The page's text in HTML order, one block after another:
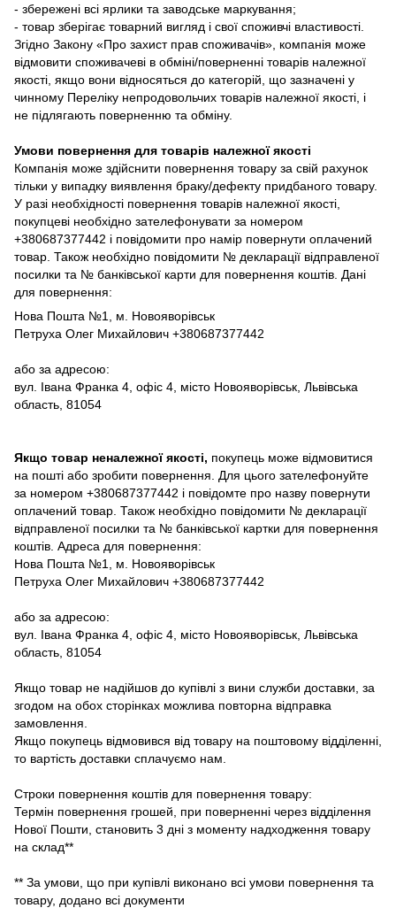
- збережені всі ярлики та заводське маркування;
- товар зберігає товарний вигляд і свої споживчі властивості.
Згідно Закону «Про захист прав споживачів», компанія може
відмовити споживачеві в обміні/поверненні товарів належної
якості, якщо вони відносяться до категорій, що зазначені у
чинному Переліку непродовольчих товарів належної якості, і
не підлягають поверненню та обміну.
Умови повернення для товарів належної якості
Компанія може здійснити повернення товару за свій рахунок
тільки у випадку виявлення браку/дефекту придбаного товару.
У разі необхідності повернення товарів належної якості,
покупцеві необхідно зателефонувати за номером
+380687377442 і повідомити про намір повернути оплачений
товар. Також необхідно повідомити № декларації відправленої
посилки та № банківської карти для повернення коштів. Дані
для повернення:
Нова Пошта №1, м. Новояворівськ
Петруха Олег Михайлович +380687377442
або за адресою:
вул. Івана Франка 4, офіс 4, місто Новояворівськ, Львівська
область, 81054
Якщо товар неналежної якості, покупець може відмовитися
на пошті або зробити повернення. Для цього зателефонуйте
за номером +380687377442 і повідомте про назву повернути
оплачений товар. Також необхідно повідомити № декларації
відправленої посилки та № банківської картки для повернення
коштів. Адреса для повернення:
Нова Пошта №1, м. Новояворівськ
Петруха Олег Михайлович +380687377442
або за адресою:
вул. Івана Франка 4, офіс 4, місто Новояворівськ, Львівська
область, 81054
Якщо товар не надійшов до купівлі з вини служби доставки, за
згодом на обох сторінках можлива повторна відправка
замовлення.
Якщо покупець відмовився від товару на поштовому відділенні,
то вартість доставки сплачуємо нам.
Строки повернення коштів для повернення товару:
Термін повернення грошей, при поверненні через відділення
Нової Пошти, становить 3 дні з моменту надходження товару
на склад**
** За умови, що при купівлі виконано всі умови повернення та
товару, додано всі документи